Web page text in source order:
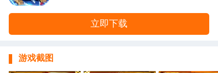
立即下载
游戏截图